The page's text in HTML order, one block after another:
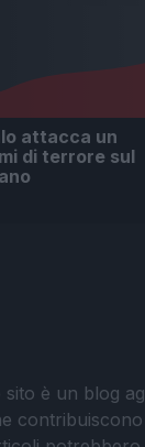
attacca un
di terrore sul
sito è un blog